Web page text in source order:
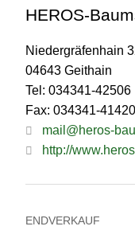
HEROS-
Niedergräfenhain
04643 Geithain
Tel: 034341-42506
Fax: 034341-41420
mail@heros-
http://
ENDVERKAUF